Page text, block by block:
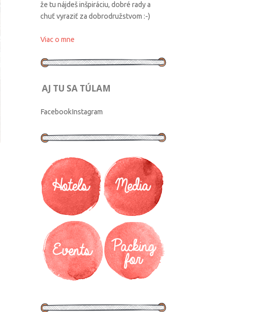
že tu nájdeš inšpiráciu, dobré rady a
chuť vyraziť za dobrodružstvom :-)
Viac o mne
AJ TU SA TÚLAM
FacebookInstagram